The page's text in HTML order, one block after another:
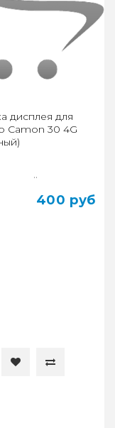
дисплея для
Camon 30 4G
..
400 руб